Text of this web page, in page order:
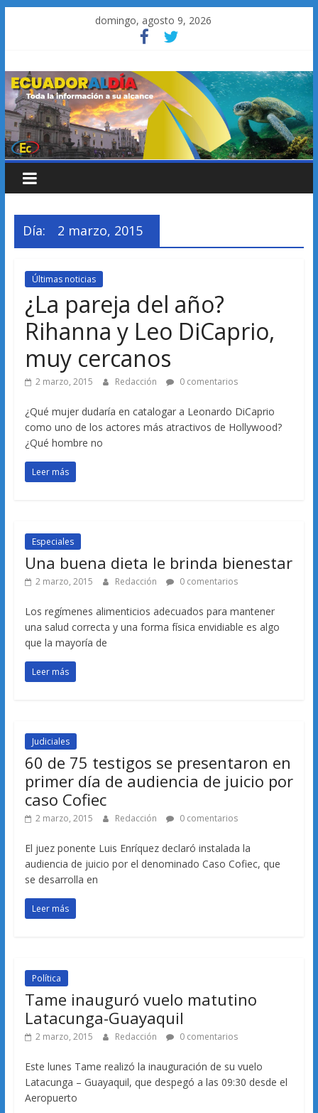
domingo, agosto 9, 2026
Día: 2 marzo, 2015
Últimas noticias
¿La pareja del año?
Rihanna y Leo DiCaprio,
muy cercanos
2 marzo, 2015 Redacción 0 comentarios
¿Qué mujer dudaría en catalogar a Leonardo DiCaprio
como uno de los actores más atractivos de Hollywood?
¿Qué hombre no
Leer más
Especiales
Una buena dieta le brinda bienestar
2 marzo, 2015 Redacción 0 comentarios
Los regímenes alimenticios adecuados para mantener
una salud correcta y una forma física envidiable es algo
que la mayoría de
Leer más
Judiciales
60 de 75 testigos se presentaron en
primer día de audiencia de juicio por
caso Cofiec
2 marzo, 2015 Redacción 0 comentarios
El juez ponente Luis Enríquez declaró instalada la
audiencia de juicio por el denominado Caso Cofiec, que
se desarrolla en
Leer más
Política
Tame inauguró vuelo matutino
Latacunga-Guayaquil
2 marzo, 2015 Redacción 0 comentarios
Este lunes Tame realizó la inauguración de su vuelo
Latacunga – Guayaquil, que despegó a las 09:30 desde el
Aeropuerto